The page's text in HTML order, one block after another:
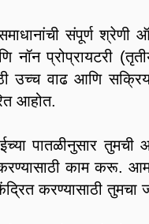
संपूर्ण
नॉन प्रोप्रायटरी
उच्च वाढ आणि
आहोत.
पातळीनुसार तुमची
काम करू.
केंद्रित करण्यासाठी